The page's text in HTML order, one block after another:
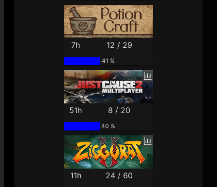
7h 12 / 29
41 %
51h 8 / 20
40 %
11h 24 / 60